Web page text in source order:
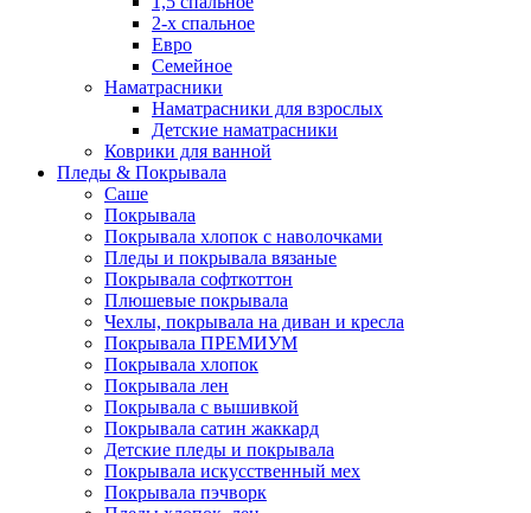
2-х спальное
Евро
Семейное
Наматрасники
Наматрасники для взрослых
Детские наматрасники
Коврики для ванной
Пледы & Покрывала
Саше
Покрывала
Покрывала хлопок с наволочками
Пледы и покрывала вязаные
Покрывала софткоттон
Плюшевые покрывала
Чехлы, покрывала на диван и кресла
Покрывала ПРЕМИУМ
Покрывала хлопок
Покрывала лен
Покрывала с вышивкой
Покрывала сатин жаккард
Детские пледы и покрывала
Покрывала искусственный мех
Покрывала пэчворк